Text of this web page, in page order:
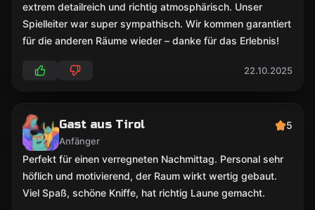
extrem detailreich und richtig atmosphärisch. Unser
Spielleiter war super sympathisch. Wir kommen garantiert
für die anderen Räume wieder – danke für das Erlebnis!
22.10.2025
Gast aus Tirol
Anfänger
5
Perfekt für einen verregneten Nachmittag. Personal sehr
höflich und motivierend, der Raum wirkt wertig gebaut.
Viel Spaß, schöne Kniffe, hat richtig Laune gemacht.